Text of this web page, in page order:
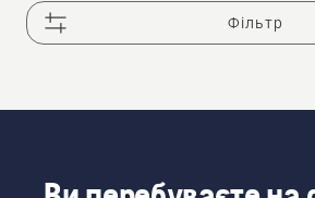
Фільтр